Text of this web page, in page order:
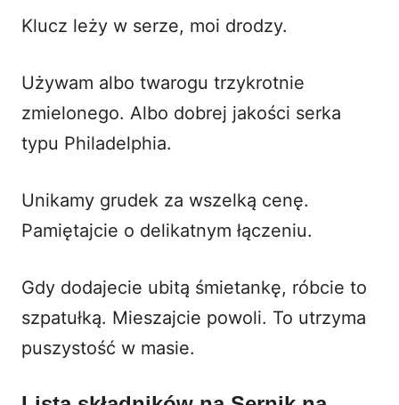
Klucz leży w serze, moi drodzy.
Używam albo twarogu trzykrotnie
zmielonego. Albo dobrej jakości serka
typu Philadelphia.
Unikamy grudek za wszelką cenę.
Pamiętajcie o delikatnym łączeniu.
Gdy dodajecie ubitą śmietankę, róbcie to
szpatułką. Mieszajcie powoli. To utrzyma
puszystość w masie.